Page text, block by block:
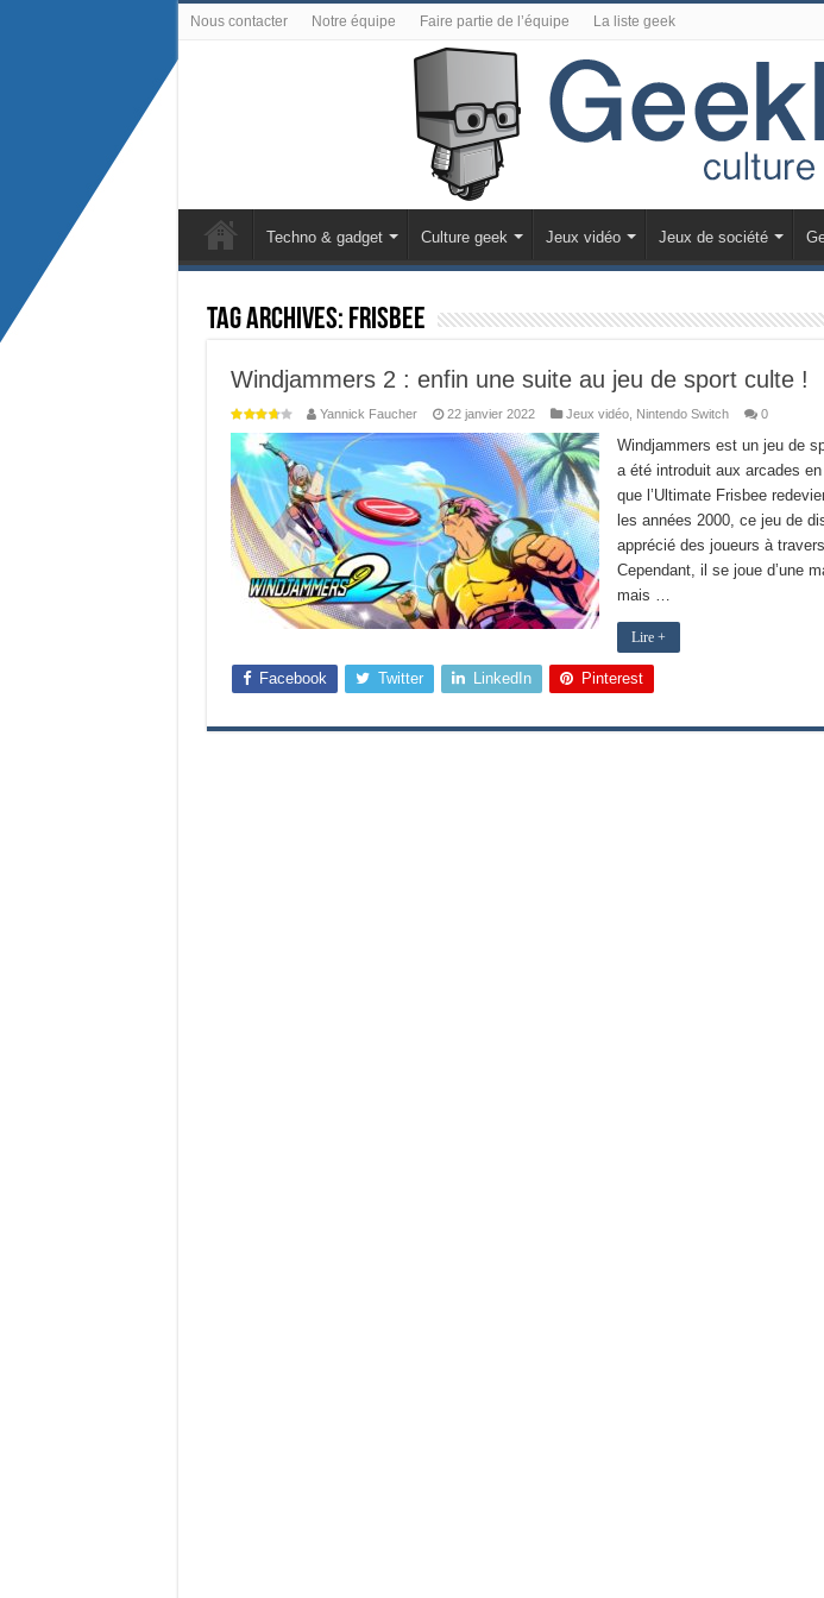
Nous contacter Notre équipe Faire partie de l’équipe La liste geek
Techno & gadget Culture geek Jeux vidéo Jeux de société
Tag Archives: Frisbee
Windjammers 2 : enfin une suite au jeu de sport culte !
Yannick Faucher 22 janvier 2022 Jeux vidéo, Nintendo Switch 0
Windjammers est un jeu de
a été introduit aux arcades
que l’Ultimate Frisbee
les années 2000, ce jeu de
apprécié des joueurs à
Cependant, il se joue d’une
mais …
Lire +
Facebook Twitter LinkedIn Pinterest